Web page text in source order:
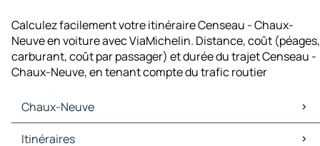
Calculez facilement votre itinéraire Censeau - Chaux-
Neuve en voiture avec ViaMichelin. Distance, coût (péages,
carburant, coût par passager) et durée du trajet Censeau -
Chaux-Neuve, en tenant compte du trafic routier
Chaux-Neuve
Chaux-Neuve Cartes et plans
Itinéraires